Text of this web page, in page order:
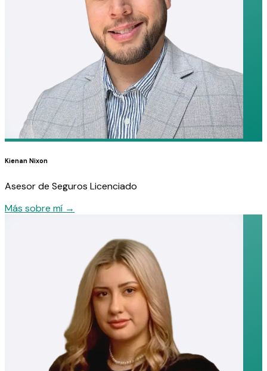
Kienan Nixon
Asesor de Seguros Licenciado
Más sobre mí →